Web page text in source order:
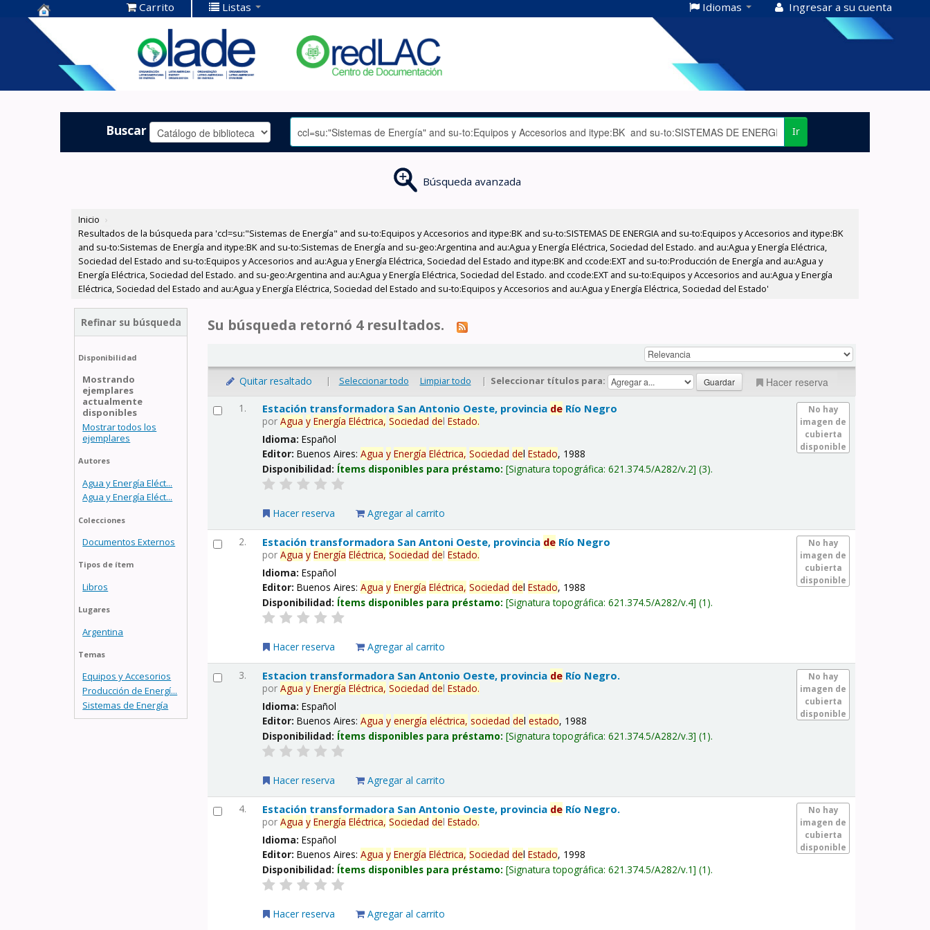
Centro de
Documentación
OLADE -
Carrito Listas Idiomas Ingresar a su cuenta
Buscar Ir
Búsqueda avanzada
Inicio ›
Resultados de la búsqueda para 'ccl=su:"Sistemas de Energía" and su-to:Equipos y Accesorios and itype:BK and su-to:SISTEMAS DE ENERGIA and su-to:Equipos y Accesorios and itype:BK
and su-to:Sistemas de Energía and itype:BK and su-to:Sistemas de Energía and su-geo:Argentina and au:Agua y Energía Eléctrica, Sociedad del Estado. and au:Agua y Energía Eléctrica,
Sociedad del Estado and su-to:Equipos y Accesorios and au:Agua y Energía Eléctrica, Sociedad del Estado and itype:BK and ccode:EXT and su-to:Producción de Energía and au:Agua y
Energía Eléctrica, Sociedad del Estado. and su-geo:Argentina and au:Agua y Energía Eléctrica, Sociedad del Estado. and ccode:EXT and su-to:Equipos y Accesorios and au:Agua y Energía
Eléctrica, Sociedad del Estado and au:Agua y Energía Eléctrica, Sociedad del Estado and su-to:Equipos y Accesorios and au:Agua y Energía Eléctrica, Sociedad del Estado'
Refinar su búsqueda
Disponibilidad
Mostrando
ejemplares
actualmente
disponibles
Mostrar todos los
ejemplares
Autores
Agua y Energía Eléct...
Agua y Energía Eléct...
Colecciones
Documentos Externos
Tipos de ítem
Libros
Lugares
Argentina
Temas
Equipos y Accesorios
Producción de Energí...
Sistemas de Energía
Su búsqueda retornó 4 resultados.
Quitar resaltado | Seleccionar todo Limpiar todo | Seleccionar títulos para: Hacer reserva
1.
No hay
imagen de
cubierta
disponible
Estación transformadora San Antonio Oeste, provincia de Río Negro
porAgua y Energía Eléctrica, Sociedad delEstado.
Idioma:Español
Editor:Buenos Aires:Agua y Energía Eléctrica, Sociedad delEstado, 1988
Disponibilidad: Ítems disponibles para préstamo: Signatura topográfica:621.374.5/A282/v.2 (3).
Hacer reserva Agregar al carrito
2.
No hay
imagen de
cubierta
disponible
Estación transformadora San Antoni Oeste, provincia de Río Negro
porAgua y Energía Eléctrica, Sociedad delEstado.
Idioma:Español
Editor:Buenos Aires:Agua y Energía Eléctrica, Sociedad delEstado, 1988
Disponibilidad: Ítems disponibles para préstamo: Signatura topográfica:621.374.5/A282/v.4 (1).
Hacer reserva Agregar al carrito
3.
No hay
imagen de
cubierta
disponible
Estacion transformadora San Antonio Oeste, provincia de Río Negro.
porAgua y Energía Eléctrica, Sociedad delEstado.
Idioma:Español
Editor:Buenos Aires:Agua y energía eléctrica, sociedad delestado, 1988
Disponibilidad: Ítems disponibles para préstamo: Signatura topográfica:621.374.5/A282/v.3 (1).
Hacer reserva Agregar al carrito
4.
No hay
imagen de
cubierta
disponible
Estación transformadora San Antonio Oeste, provincia de Río Negro.
porAgua y Energía Eléctrica, Sociedad delEstado.
Idioma:Español
Editor:Buenos Aires:Agua y Energía Eléctrica, Sociedad delEstado, 1998
Disponibilidad: Ítems disponibles para préstamo: Signatura topográfica:621.374.5/A282/v.1 (1).
Hacer reserva Agregar al carrito